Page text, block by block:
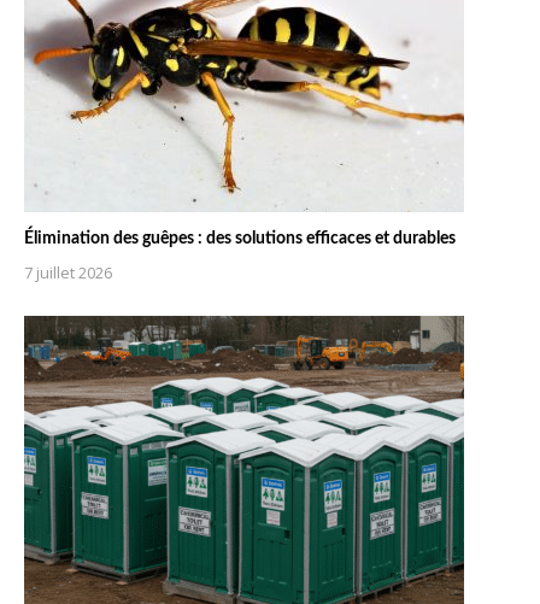
Élimination des guêpes : des solutions efficaces et durables
7 juillet 2026